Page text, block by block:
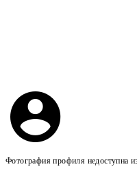
Фотография профиля недоступна